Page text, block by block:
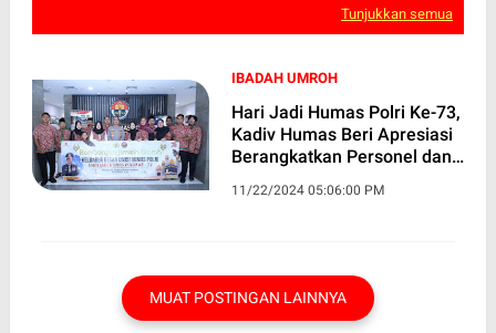
Tunjukkan semua
IBADAH UMROH
Hari Jadi Humas Polri Ke-73,
Kadiv Humas Beri Apresiasi
Berangkatkan Personel dan
11/22/2024 05:06:00 PM
MUAT POSTINGAN LAINNYA